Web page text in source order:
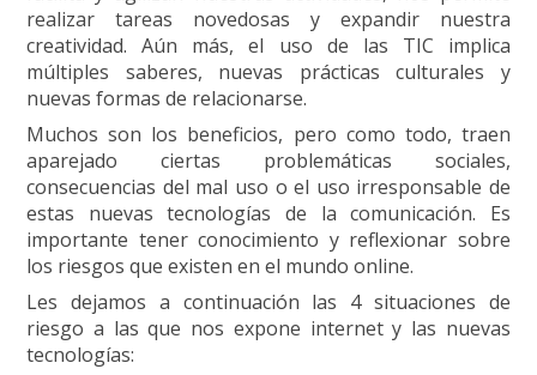
realizar tareas novedosas y expandir nuestra
creatividad. Aún más, el uso de las TIC implica
múltiples saberes, nuevas prácticas culturales y
nuevas formas de relacionarse.
Muchos son los beneficios, pero como todo, traen
aparejado ciertas problemáticas sociales,
consecuencias del mal uso o el uso irresponsable de
estas nuevas tecnologías de la comunicación. Es
importante tener conocimiento y reflexionar sobre
los riesgos que existen en el mundo online.
Les dejamos a continuación las 4 situaciones de
riesgo a las que nos expone internet y las nuevas
tecnologías: